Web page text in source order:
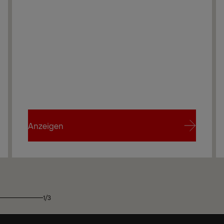
Anzeigen
1/3